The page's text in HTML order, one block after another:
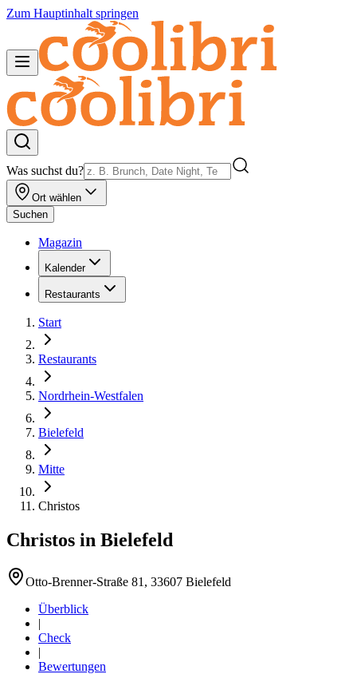
Zum Hauptinhalt springen
Was suchst du?
Ort wählen
Suchen
Magazin
Kalender
Restaurants
Start
Restaurants
Nordrhein-Westfalen
Bielefeld
Mitte
Christos
Christos in Bielefeld
Otto-Brenner-Straße 81, 33607 Bielefeld
Überblick
|
Check
|
Bewertungen